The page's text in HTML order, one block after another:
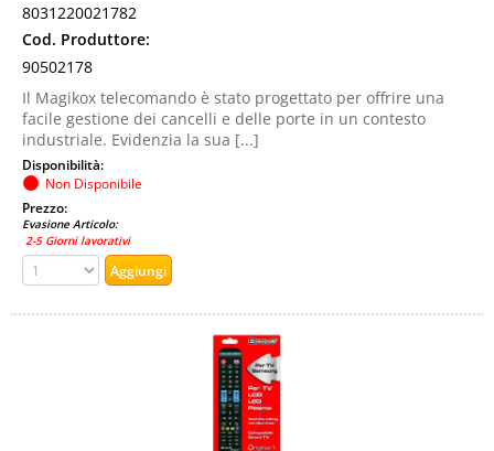
8031220021782
Cod. Produttore:
90502178
Il Magikox telecomando è stato progettato per offrire una
facile gestione dei cancelli e delle porte in un contesto
industriale. Evidenzia la sua [...]
Disponibilità:
Non Disponibile
Prezzo:
Evasione Articolo:
2-5 Giorni lavorativi